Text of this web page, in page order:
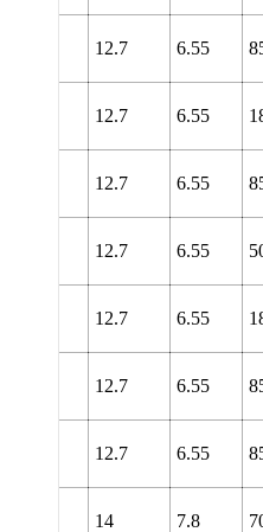
12.7 6.55
12.7 6.55
12.7 6.55
12.7 6.55
12.7 6.55
12.7 6.55
12.7 6.55
14 7.8